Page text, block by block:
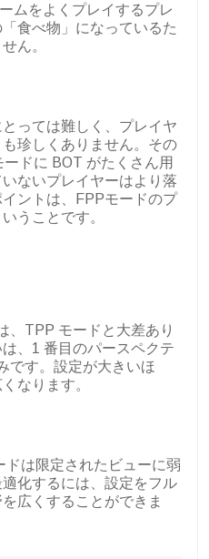
ムをよくプレイするプレ
食べ物」になっているた
ん。
っては難しく、プレイヤ
珍しくありません。その
ドに BOT がたくさん用
ないプレイヤーはより落
ントは、FPPモードのプ
うことです。
、TPP モードと大差あり
、1 番目のパースペクテ
です。設定が大きいほ
なります。
ドは限定されたビューに弱
化するには、設定をフル
広くすることができま